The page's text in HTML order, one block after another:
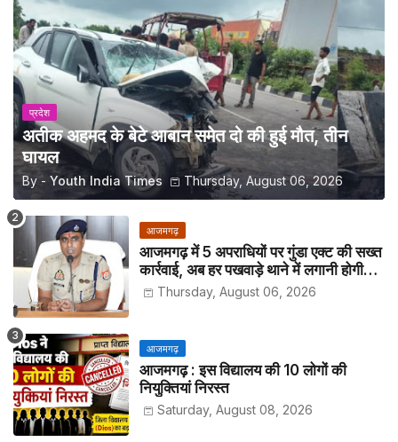
प्रदेश
अतीक अहमद के बेटे आबान समेत दो की हुई मौत, तीन
घायल
By - Youth India Times Thursday, August 06, 2026
आजमगढ़
आजमगढ़ में 5 अपराधियों पर गुंडा एक्ट की सख्त
कार्रवाई, अब हर पखवाड़े थाने में लगानी होगी
हाजिरीThursday, August 06, 2026
आजमगढ़
आजमगढ़ : इस विद्यालय की 10 लोगों की
नियुक्तियां निरस्त
Saturday, August 08, 2026